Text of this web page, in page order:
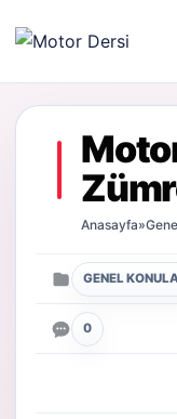
Motor Dersi
Anasayfa»
GENEL
0